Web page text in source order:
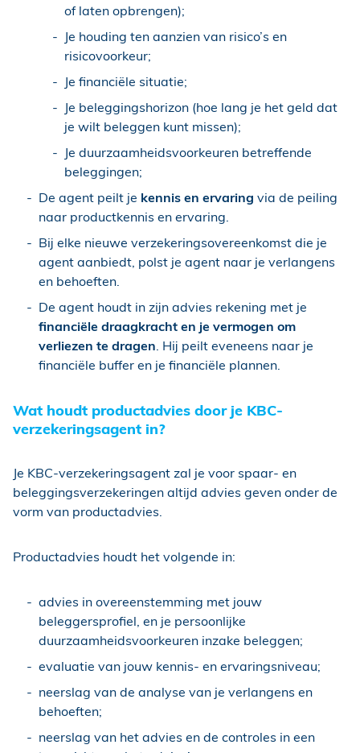
of laten opbrengen);
Je houding ten aanzien van risico’s en
risicovoorkeur;
Je financiële situatie;
Je beleggingshorizon (hoe lang je het geld dat
je wilt beleggen kunt missen);
Je duurzaamheidsvoorkeuren betreffende
beleggingen;
De agent peilt je kennis en ervaring via de peiling
naar productkennis en ervaring.
Bij elke nieuwe verzekeringsovereenkomst die je
agent aanbiedt, polst je agent naar je verlangens
en behoeften.
De agent houdt in zijn advies rekening met je
financiële draagkracht en je vermogen om
verliezen te dragen . Hij peilt eveneens naar je
financiële buffer en je financiële plannen.
Wat houdt productadvies door je KBC-
verzekeringsagent in?
Je KBC-verzekeringsagent zal je voor spaar- en
beleggingsverzekeringen altijd advies geven onder de
vorm van productadvies.
Productadvies houdt het volgende in:
advies in overeenstemming met jouw
beleggersprofiel, en je persoonlijke
duurzaamheidsvoorkeuren inzake beleggen;
evaluatie van jouw kennis- en ervaringsniveau;
neerslag van de analyse van je verlangens en
behoeften;
neerslag van het advies en de controles in een